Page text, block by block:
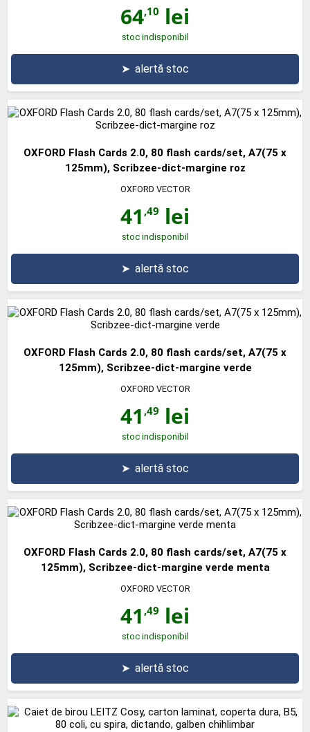
64,10 lei
stoc indisponibil
➤ alertă stoc
OXFORD Flash Cards 2.0, 80 flash cards/set, A7(75 x
125mm), Scribzee-dict-margine roz
OXFORD VECTOR
41 ,49 lei
stoc indisponibil
➤ alertă stoc
OXFORD Flash Cards 2.0, 80 flash cards/set, A7(75 x
125mm), Scribzee-dict-margine verde
OXFORD VECTOR
41 ,49 lei
stoc indisponibil
➤ alertă stoc
OXFORD Flash Cards 2.0, 80 flash cards/set, A7(75 x
125mm), Scribzee-dict-margine verde menta
OXFORD VECTOR
41 ,49 lei
stoc indisponibil
➤ alertă stoc